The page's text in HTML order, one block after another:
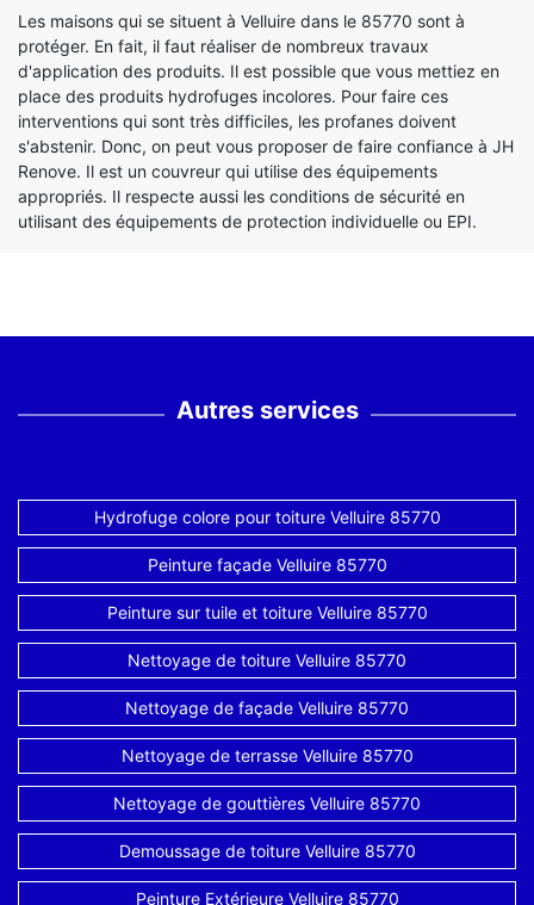
Les maisons qui se situent à Velluire dans le 85770 sont à
protéger. En fait, il faut réaliser de nombreux travaux
d'application des produits. Il est possible que vous mettiez en
place des produits hydrofuges incolores. Pour faire ces
interventions qui sont très difficiles, les profanes doivent
s'abstenir. Donc, on peut vous proposer de faire confiance à JH
Renove. Il est un couvreur qui utilise des équipements
appropriés. Il respecte aussi les conditions de sécurité en
utilisant des équipements de protection individuelle ou EPI.
Autres services
Hydrofuge colore pour toiture Velluire 85770
Peinture façade Velluire 85770
Peinture sur tuile et toiture Velluire 85770
Nettoyage de toiture Velluire 85770
Nettoyage de façade Velluire 85770
Nettoyage de terrasse Velluire 85770
Nettoyage de gouttières Velluire 85770
Demoussage de toiture Velluire 85770
Peinture Extérieure Velluire 85770